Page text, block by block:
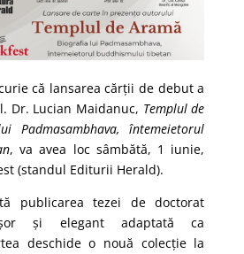
că lansarea cărții de debut a
Dr. Lucian Maidanuc, Templul de
Padmasambhava, întemeietorul
, va avea loc sâmbătă, 1 iunie,
(standul Editurii Herald).
publicarea tezei de doctorat
și elegant adaptată ca
deschide o nouă colecție la